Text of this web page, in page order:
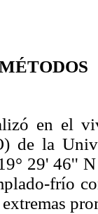
en el
de la
29' 46''
frío